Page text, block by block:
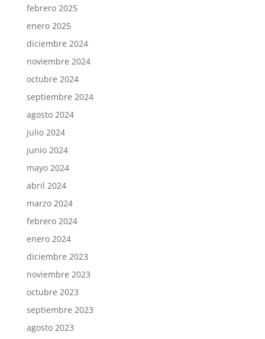
febrero 2025
enero 2025
diciembre 2024
noviembre 2024
octubre 2024
septiembre 2024
agosto 2024
julio 2024
junio 2024
mayo 2024
abril 2024
marzo 2024
febrero 2024
enero 2024
diciembre 2023
noviembre 2023
octubre 2023
septiembre 2023
agosto 2023